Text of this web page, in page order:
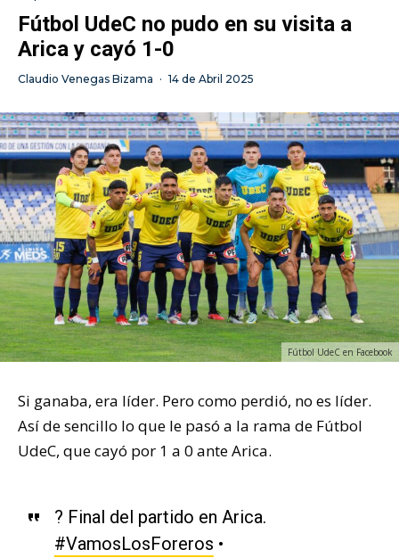
Fútbol UdeC no pudo en su visita a
Arica y cayó 1-0
Claudio Venegas Bizama · 14 de Abril 2025
Fútbol UdeC en Facebook
Si ganaba, era líder. Pero como perdió, no es líder.
Así de sencillo lo que le pasó a la rama de Fútbol
UdeC, que cayó por 1 a 0 ante Arica.
? Final del partido en Arica.
#VamosLosForeros •